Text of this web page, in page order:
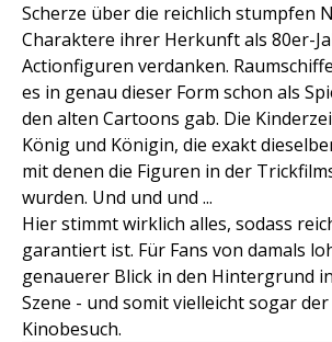
Scherze über die reichlich stumpfen
Charaktere ihrer Herkunft als 80er-
Actionfiguren verdanken.
es in genau dieser Form schon als
den alten Cartoons gab. Die
König und Königin, die exakt
mit denen die Figuren in der
wurden. Und und und ...
Hier stimmt wirklich alles, sodass
garantiert ist. Für Fans von damals
genauerer Blick in den Hintergrund
Szene - und somit vielleicht sogar
Kinobesuch.